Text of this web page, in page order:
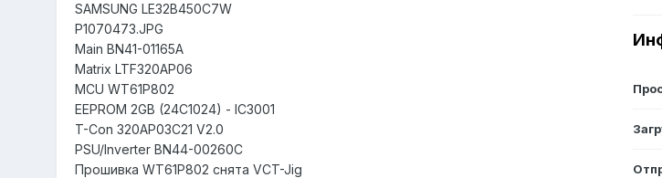
SAMSUNG LE32B450C7W
P1070473.JPG
Main BN41-01165A
Matrix LTF320AP06
MCU WT61P802
EEPROM 2GB (24C1024) - IC3001
T-Con 320AP03C21 V2.0
PSU/Inverter BN44-00260C
Прошивка WT61P802 снята VCT-Jig